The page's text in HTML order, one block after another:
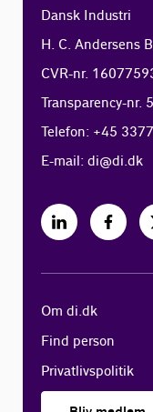
Dansk Industri
H. C. Andersens
CVR-nr.
Transparency-nr.
Telefon: +45
E-mail:di@di.dk
Om di.dk
Find person
Privatlivspolitik